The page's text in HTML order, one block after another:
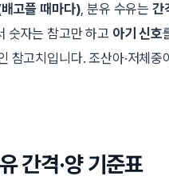
고플 때마다), 분유 수유는 간
숫자는 참고만 하고 아기 신호
참고치입니다. 조산아·저체중
간격·양 기준표